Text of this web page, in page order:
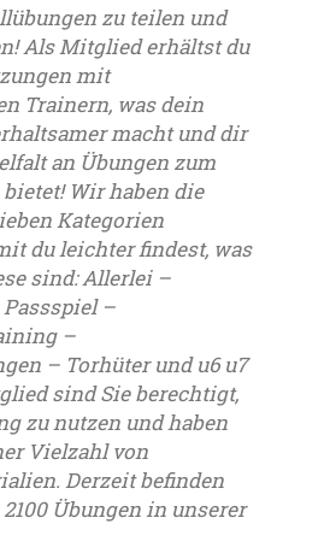
zu teilen und
Als Mitglied erhältst du
mit
Trainern, was dein
macht und dir
an Übungen zum
Wir haben die
Kategorien
du leichter findest, was
sind: Allerlei –
–
–
– Torhüter und u6 u7
sind Sie berechtigt,
zu nutzen und haben
Vielzahl von
Derzeit befinden
Übungen in unserer